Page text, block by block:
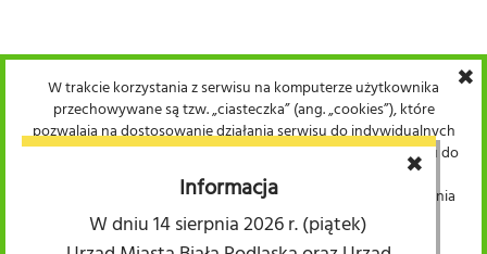
✖
Informacja
W dniu 14 sierpnia 2026 r. (piątek)
W trakcie korzystania z serwisu na komputerze użytkownika
przechowywane są tzw. „ciasteczka” (ang. „cookies”), które
pozwalają na dostosowanie działania serwisu do indywidualnych
potrzeb użytkowników. Warunki przechowywania lub dostępu do
plików cookie mogą być określone przez użytkownika w
ustawieniach przeglądarki internetowej. Kontynuacja korzystania
z serwisu bez dokonania wyżej wspomnianych zmian w
ustawieniach przeglądarki internetowej uznana zostaje za
✖